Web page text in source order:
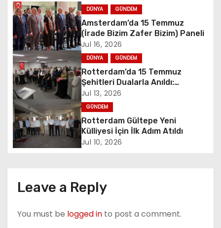
n
a
v
i
g
a
t
n
DÜNYA GÜNDEM
Amsterdam’da 15 Temmuz
(İrade Bizim Zafer Bizim) Paneli
Jul 16, 2026
DÜNYA GÜNDEM
Rotterdam’da 15 Temmuz
Şehitleri Dualarla Anıldı:
“Demokrasiye Sahip Çıkmanın
Sembolü”
Jul 13, 2026
GÜNDEM
Rotterdam Gültepe Yeni
Külliyesi İçin İlk Adım Atıldı
Jul 10, 2026
Leave a Reply
You must be logged in to post a comment.